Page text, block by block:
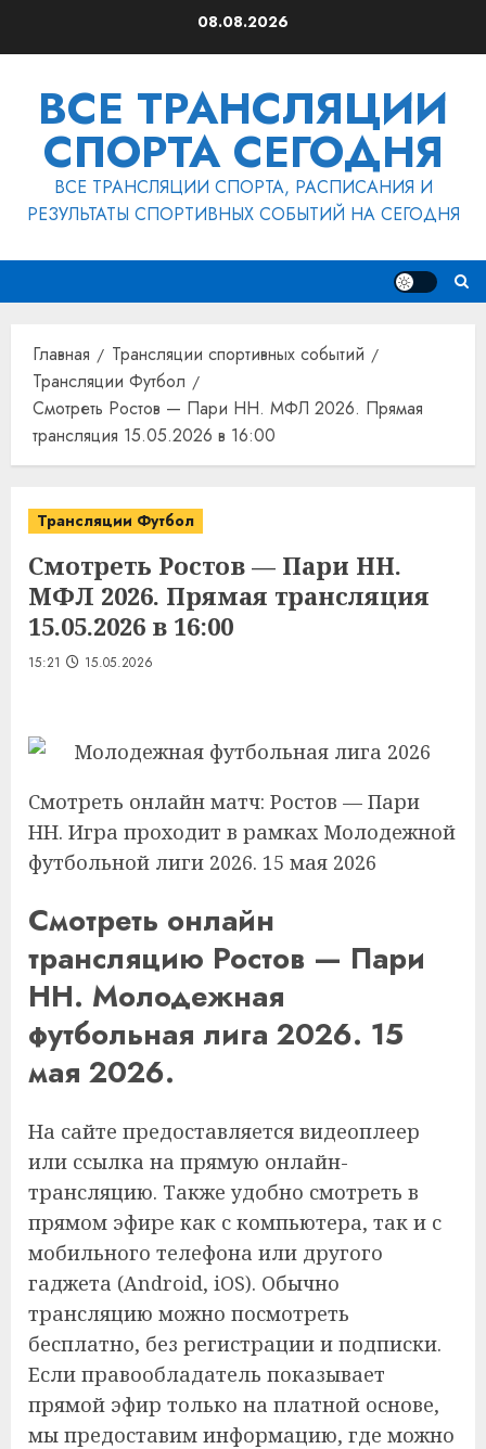
08.08.2026
ВСЕ ТРАНСЛЯЦИИ
СПОРТА СЕГОДНЯ
ВСЕ ТРАНСЛЯЦИИ СПОРТА, РАСПИСАНИЯ И
РЕЗУЛЬТАТЫ СПОРТИВНЫХ СОБЫТИЙ НА СЕГОДНЯ
Главная
Трансляции спортивных событий
Трансляции Футбол
Смотреть Ростов — Пари НН. МФЛ 2026. Прямая
трансляция 15.05.2026 в 16:00
Трансляции Футбол
Смотреть Ростов — Пари НН.
МФЛ 2026. Прямая трансляция
15.05.2026 в 16:00
15:21 15.05.2026
Смотреть онлайн матч: Ростов — Пари
НН. Игра проходит в рамках Молодежной
футбольной лиги 2026. 15 мая 2026
Смотреть онлайн
трансляцию Ростов — Пари
НН. Молодежная
футбольная лига 2026. 15
мая 2026.
На сайте предоставляется видеоплеер
или ссылка на прямую онлайн-
трансляцию. Также удобно смотреть в
прямом эфире как с компьютера, так и с
мобильного телефона или другого
гаджета (Android, iOS). Обычно
трансляцию можно посмотреть
бесплатно, без регистрации и подписки.
Если правообладатель показывает
прямой эфир только на платной основе,
мы предоставим информацию, где можно